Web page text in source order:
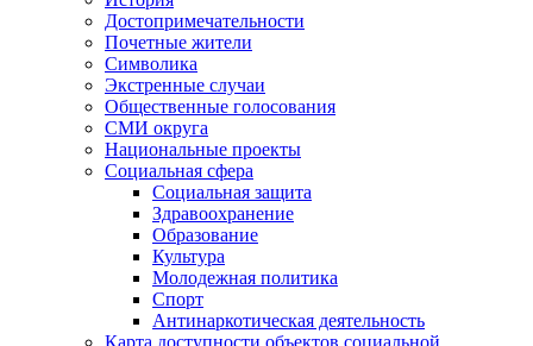
Достопримечательности
Почетные жители
Символика
Экстренные случаи
Общественные голосования
СМИ округа
Национальные проекты
Социальная сфера
Социальная защита
Здравоохранение
Образование
Культура
Молодежная политика
Спорт
Антинаркотическая деятельность